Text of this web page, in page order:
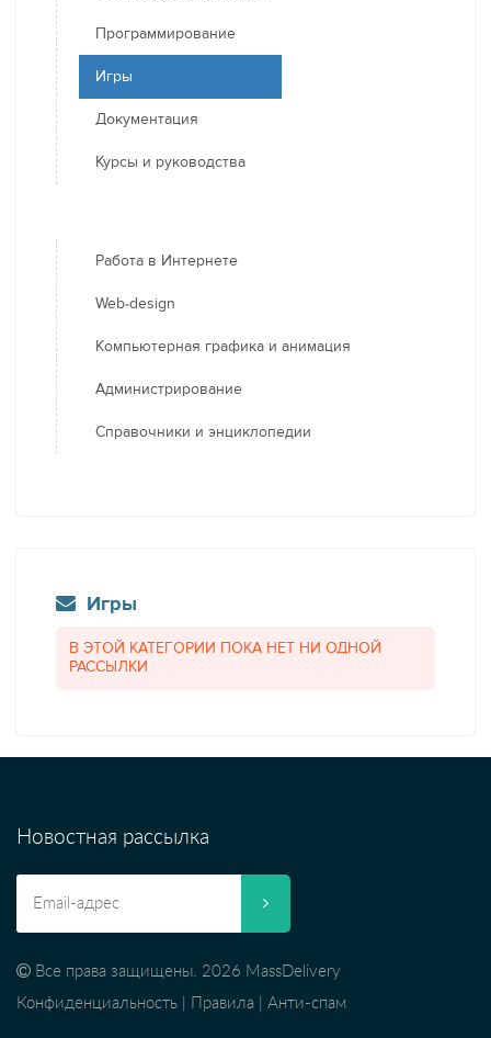
Программирование
Игры
Документация
Курсы и руководства
Работа в Интернете
Web-design
Компьютерная графика и анимация
Администрирование
Справочники и энциклопедии
Игры
В ЭТОЙ КАТЕГОРИИ ПОКА НЕТ НИ ОДНОЙ
РАССЫЛКИ
Новостная рассылка
Все права защищены. 2026 MassDelivery
Конфиденциальность
Правила Анти-спам